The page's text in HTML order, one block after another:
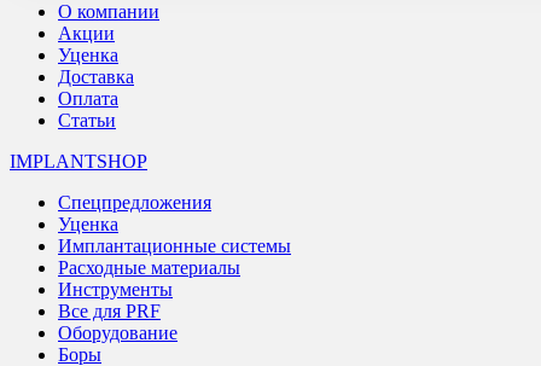
О компании
Акции
Уценка
Доставка
Оплата
Статьи
IMPLANTSHOP
Спецпредложения
Уценка
Имплантационные системы
Расходные материалы
Инструменты
Все для PRF
Оборудование
Боры